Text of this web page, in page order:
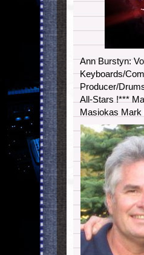
Ann Burstyn:
Keyboards/
Producer/
All-Stars !***
Masiokas